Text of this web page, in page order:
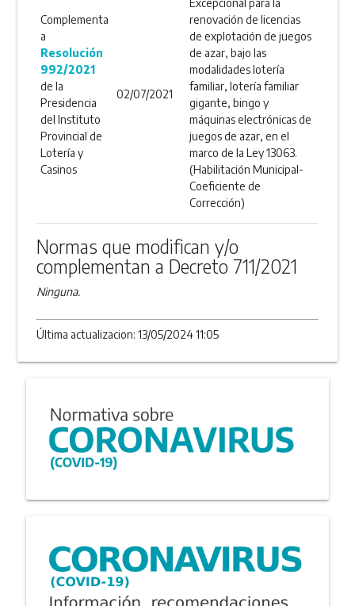
Complementa
a
Resolución
992/2021
de la
Presidencia
del Instituto
Provincial de
Lotería y
Casinos
02/07/2021
Excepcional para la
renovación de licencias
de explotación de juegos
de azar, bajo las
modalidades lotería
familiar, lotería familiar
gigante, bingo y
máquinas electrónicas de
juegos de azar, en el
marco de la Ley 13063.
(Habilitación Municipal-
Coeficiente de
Corrección)
Normas que modifican y/o
complementan a Decreto 711/2021
Ninguna.
Última actualizacion: 13/05/2024 11:05